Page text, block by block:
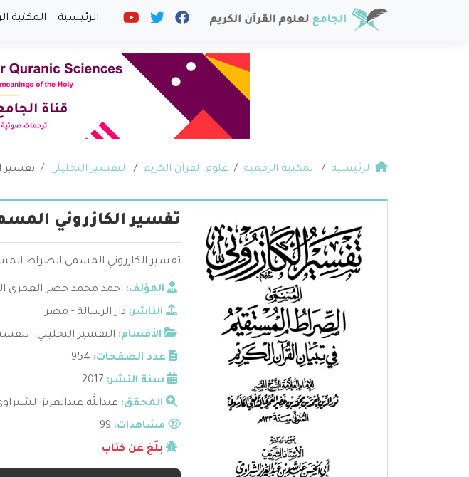
الرئيسية المكتبة
الرئيسية المكتبة الرقمية علوم القرآن الكريم التفسير التحليلي تفسير
تفسير الكازروني
تفسير الكازروني المسمى الصراط
المؤلف: احمد محمد خضر العمري
الناشر: دار الرسالة - مصر
الأقسام: التفسير التحليلي,
عدد الصفحات: 954
سنة النشر: 2017
المحقق: عبدالله عبدالعزيز
مشاهدات:
بلّغ عن كتاب